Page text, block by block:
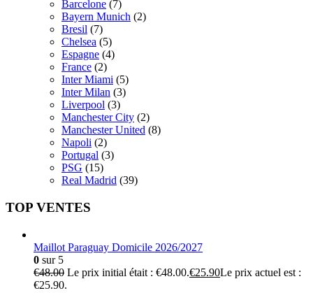
Barcelone (7)
Bayern Munich (2)
Bresil (7)
Chelsea (5)
Espagne (4)
France (2)
Inter Miami (5)
Inter Milan (3)
Liverpool (3)
Manchester City (2)
Manchester United (8)
Napoli (2)
Portugal (3)
PSG (15)
Real Madrid (39)
TOP VENTES
Maillot Paraguay Domicile 2026/2027
0 sur 5
€48.00 Le prix initial était : €48.00.€25.90Le prix actuel est :
€25.90.